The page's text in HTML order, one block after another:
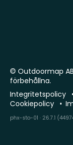
© Outdoormap
förbehållna.
Integritetspolicy
Cookiepolicy
phx-sto-01 · 26.7.1